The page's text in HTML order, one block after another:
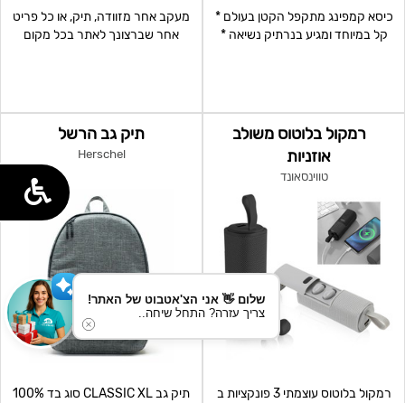
כיסא קמפינג מתקפל הקטן בעולם *
קל במיוחד ומגיע בנרתיק נשיאה *
מעקב אחר מזוודה, תיק, או כל פריט
אחר שברצונך לאתר בכל מקום
רמקול בלוטוס משולב
אוזניות
טווינסאונד
רמקול בלוטוס עוצמתי 3 פונקציות ב
תיק גב הרשל
Herschel
תיק גב CLASSIC XL סוג בד 100%
שלום 👋 אני הצ'אטבוט של האתר!
צריך עזרה? התחל שיחה..